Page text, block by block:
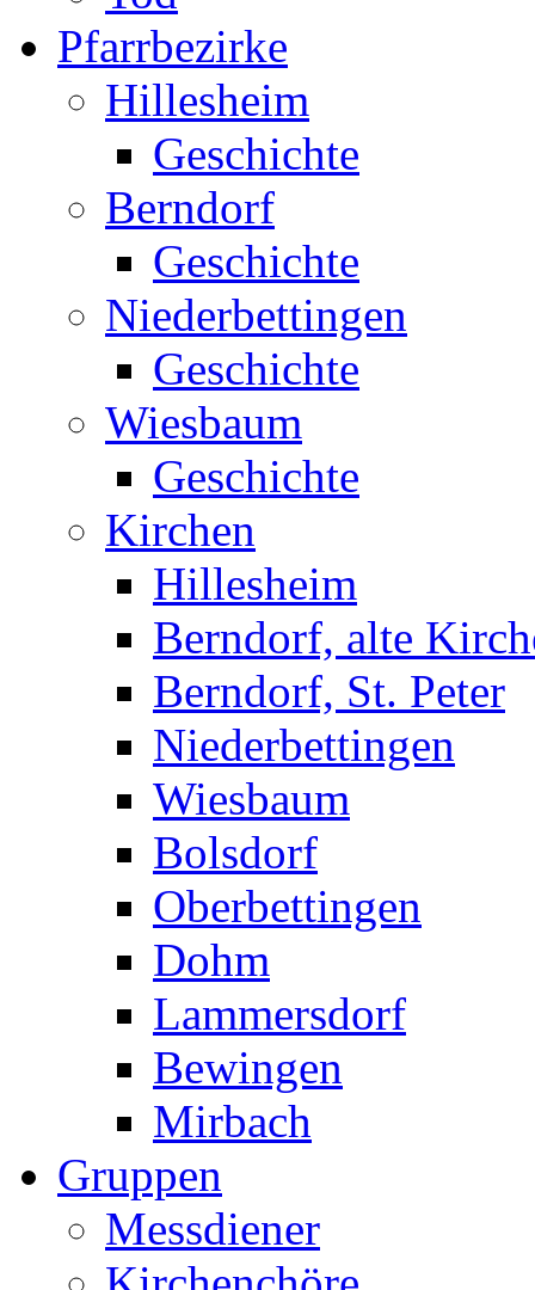
Pfarrbezirke
Hillesheim
Geschichte
Berndorf
Geschichte
Niederbettingen
Geschichte
Wiesbaum
Geschichte
Kirchen
Hillesheim
Berndorf, alte
Berndorf, St. Peter
Niederbettingen
Wiesbaum
Bolsdorf
Oberbettingen
Dohm
Lammersdorf
Bewingen
Mirbach
Gruppen
Messdiener